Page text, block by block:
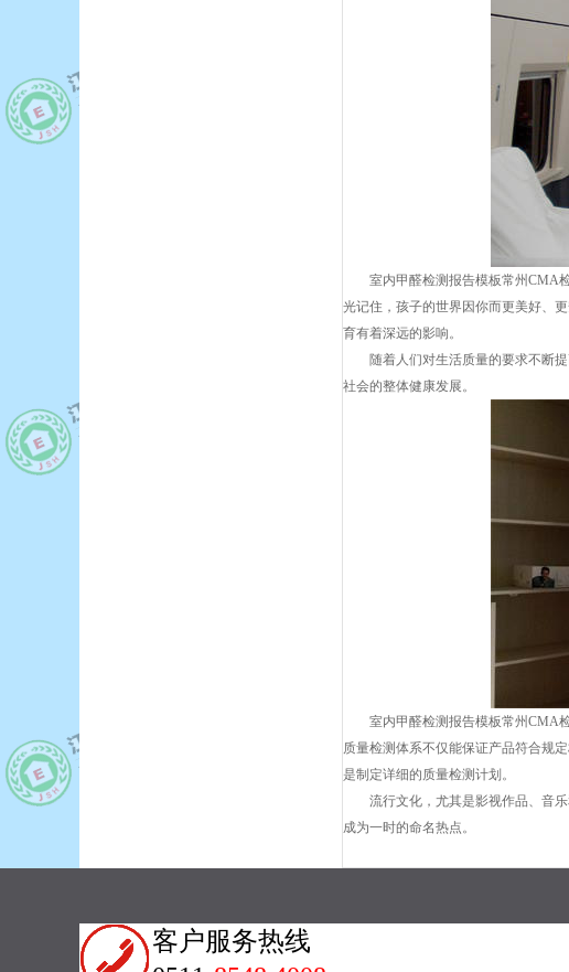
室内甲醛检测报告模板常州CMA
光记住，孩子的世界因你而更美好、
育有着深远的影响。
随着人们对生活质量的要求不断
社会的整体健康发展。
室内甲醛检测报告模板常州CMA
质量检测体系不仅能保证产品符合规
是制定详细的质量检测计划。
流行文化，尤其是影视作品、音
成为一时的命名热点。
客户服务热线